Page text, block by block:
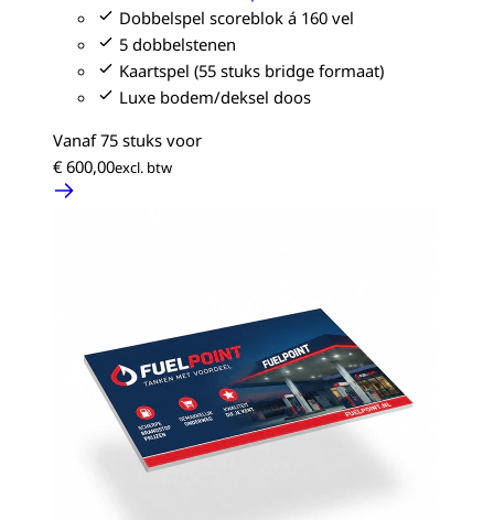
Dobbelspel scoreblok á 160 vel
5 dobbelstenen
Kaartspel (55 stuks bridge formaat)
Luxe bodem/deksel doos
Vanaf 75 stuks voor
€ 600,00